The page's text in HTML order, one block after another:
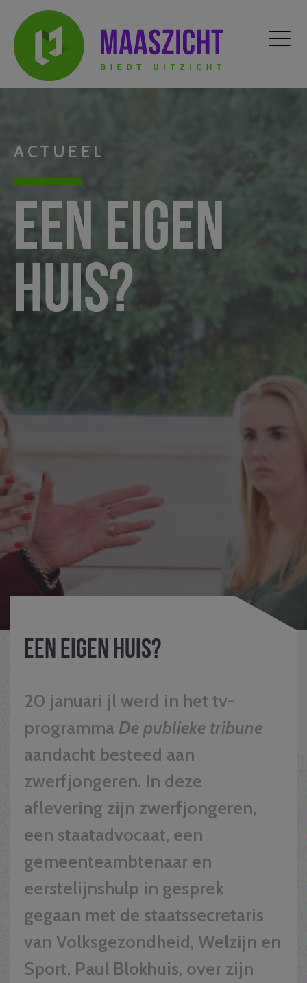
ACTUEEL
Een eigen
huis?
Een eigen huis?
20 januari jl werd in het tv-
programma De publieke tribune
aandacht besteed aan
zwerfjongeren. In deze
aflevering zijn zwerfjongeren,
een staatadvocaat, een
gemeenteambtenaar en
eerstelijnshulp in gesprek
gegaan met de staatssecretaris
van Volksgezondheid, Welzijn en
Sport, Paul Blokhuis, over zijn